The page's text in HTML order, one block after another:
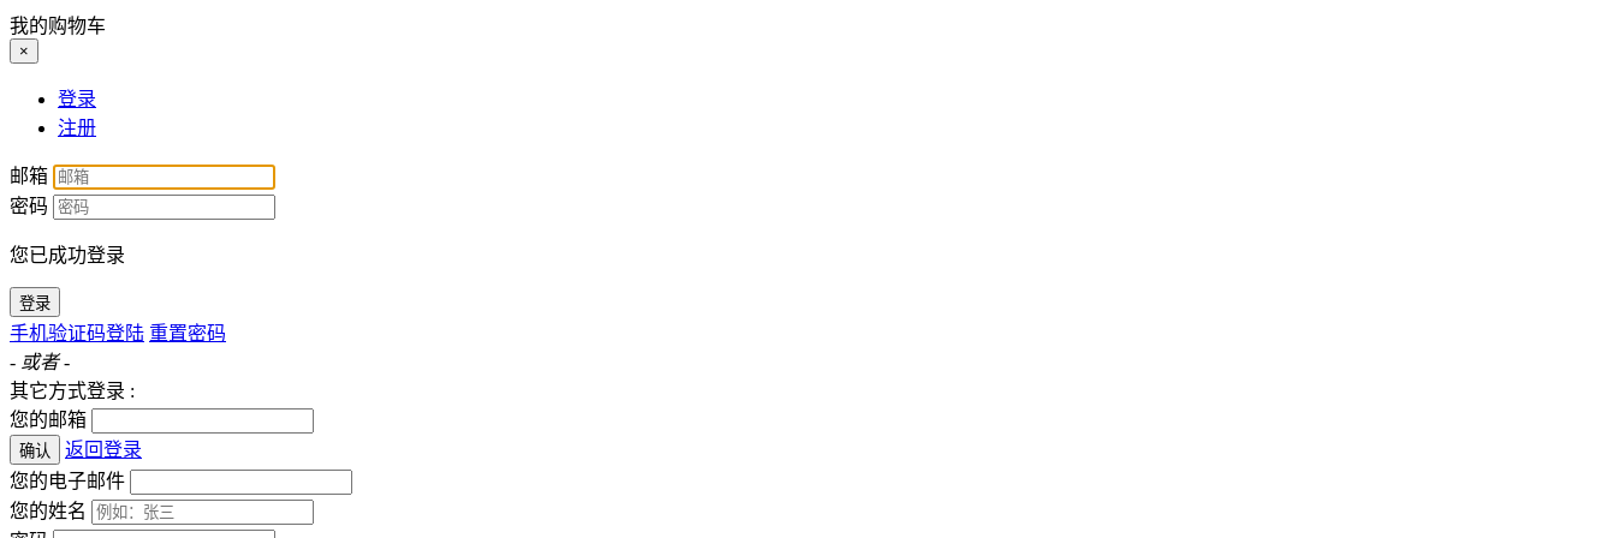
我的购物车
×
登录
注册
邮箱
密码
您已成功登录
登录
手机验证码登陆 重置密码
- 或者 -
其它方式登录 :
您的邮箱
确认
返回登录
您的电子邮件
您的姓名